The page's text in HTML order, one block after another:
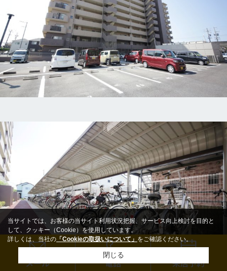
メール 電話 来店予約
当サイトでは、お客様の当サイト利用状況把握、サービス向上検討を目的と
して、クッキー（Cookie）を使用しています。
詳しくは、当社の 「Cookieの取扱いについて」 をご確認ください。
閉じる